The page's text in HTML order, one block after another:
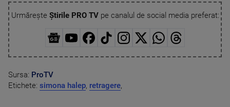
Urmărește Știrile PRO TVpe canalul de social media preferat:
Sursa: ProTV
Etichete: simona halep, retragere,